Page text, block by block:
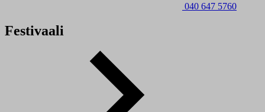
040 647 5760
Festivaali